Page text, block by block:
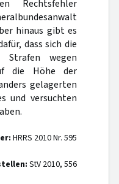
Rechtsfehler
hinaus gibt es
dass sich die
Strafen wegen
die Höhe der
gelagerten
und versuchten
HRRS 2010 Nr. 595
StV 2010, 556